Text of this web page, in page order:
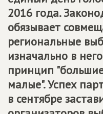
2016 года.
обязывает
региональные
изначально в
принцип
малые". Успех
в сентябре